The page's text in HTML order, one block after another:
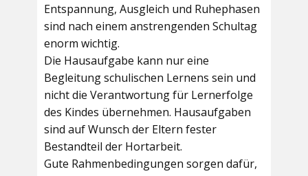
Entspannung, Ausgleich und Ruhephasen
sind nach einem anstrengenden Schultag
enorm wichtig.
Die Hausaufgabe kann nur eine
Begleitung schulischen Lernens sein und
nicht die Verantwortung für Lernerfolge
des Kindes übernehmen. Hausaufgaben
sind auf Wunsch der Eltern fester
Bestandteil der Hortarbeit.
Gute Rahmenbedingungen sorgen dafür,